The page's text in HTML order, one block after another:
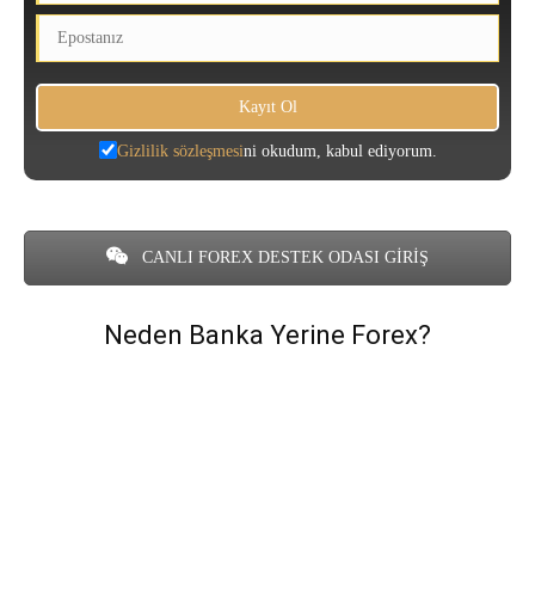
Gizlilik sözleşmesini okudum, kabul ediyorum.
CANLI FOREX DESTEK ODASI GİRİŞ
Neden Banka Yerine Forex?